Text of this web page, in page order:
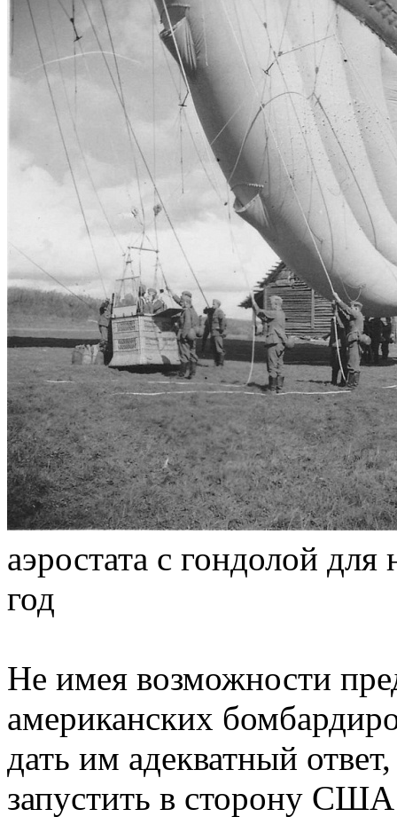
аэростата с гондолой
год
Не имея возможности
американских
дать им адекватный
запустить в сторону